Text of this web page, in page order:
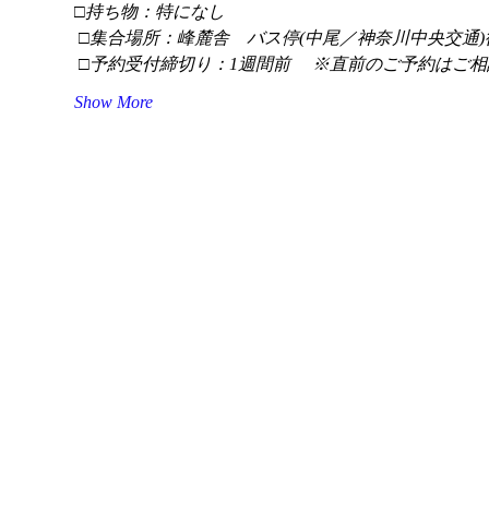
□持ち物：特になし
□集合場所：峰麓舎　バス停(中尾／神奈川中央交通)
□予約受付締切り：1週間前 　※直前のご予約はご
Show More